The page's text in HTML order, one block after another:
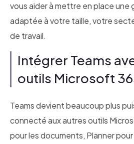
vous aider à mettre en place une
adaptée à votre taille, votre
de travail.
Intégrer Teams
outils Microsoft
Teams devient beaucoup plus
connecté aux autres outils
pour les documents, Planner